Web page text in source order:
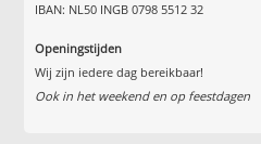
IBAN: NL50 INGB 0798 5512 32
Openingstijden
Wij zijn iedere dag bereikbaar!
Ook in het weekend en op feestdagen